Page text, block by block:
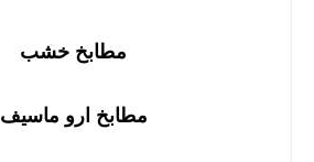
مطابخ خشب
مطابخ ارو ماسيف